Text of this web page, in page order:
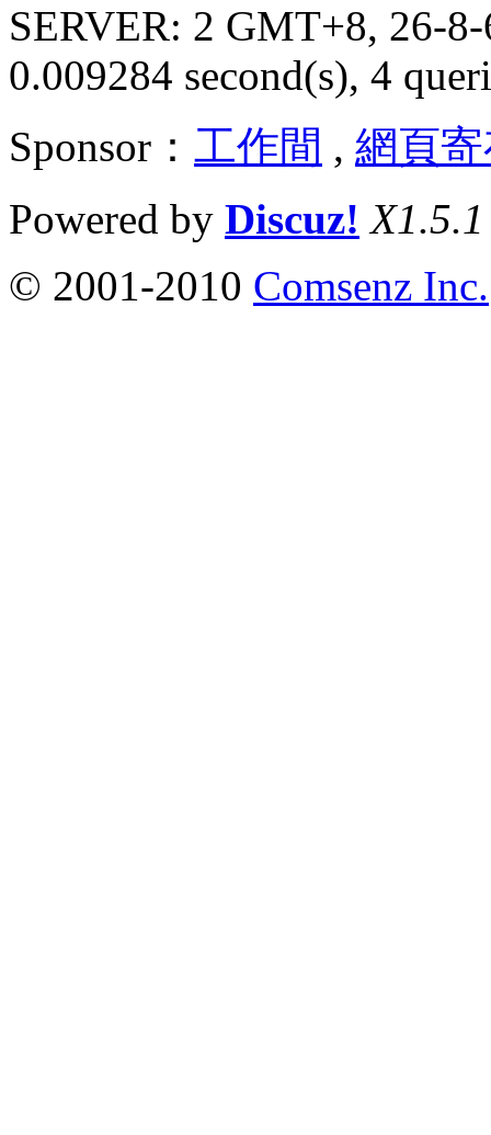
SERVER: 2 GMT+8, 26-
0.009284 second(s), 4
Sponsor： 工作間 , 網頁
Powered by Discuz! X1.5.1
© 2001-2010 Comsenz Inc.